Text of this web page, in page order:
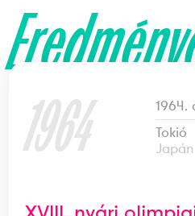
1964
1964.
Tokió
Japán